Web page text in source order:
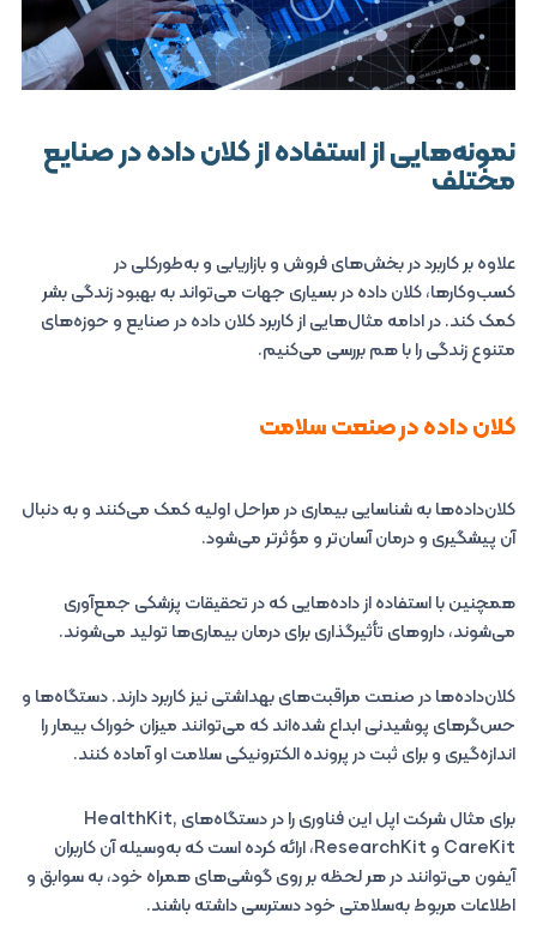
نمونه‌هایی از استفاده از کلان‌ داده در صنایع
مختلف
علاوه بر کاربرد در بخش‌های فروش و بازاریابی و به‌طورکلی در
کسب‌وکارها، کلان‌ داده در بسیاری جهات می‌تواند به بهبود زندگی بشر
کمک کند. در ادامه مثال‌هایی از کاربرد کلان‌ داده در صنایع و حوزه‌های
متنوع زندگی را با هم بررسی می‌کنیم.
کلان‌ داده در صنعت سلامت
کلان‌داده‌ها به شناسایی بیماری در مراحل اولیه کمک می‌کنند و به دنبال
آن پیشگیری و درمان آسان‌تر و مؤثرتر می‌شود.
همچنین با استفاده از داده‌هایی که در تحقیقات پزشکی جمع‌آوری
می‌شوند، داروهای تأثیرگذاری برای درمان بیماری‌ها تولید می‌شوند.
کلان‌داده‌ها در صنعت مراقبت‌های بهداشتی نیز کاربرد دارند. دستگاه‌ها و
حس‌گرهای پوشیدنی ابداع شده‌اند که می‌توانند میزان خوراک بیمار را
اندازه‌گیری و برای ثبت در پرونده الکترونیکی سلامت او آماده کنند.
برای مثال شرکت اپل این فناوری را در دستگاه‌های HealthKit,
CareKit و ResearchKit، ارائه کرده است که به‌وسیله آن کاربران
آیفون می‌توانند در هر لحظه بر روی گوشی‌های همراه خود، به سوابق و
اطلاعات مربوط به‌سلامتی خود دسترسی داشته باشند.